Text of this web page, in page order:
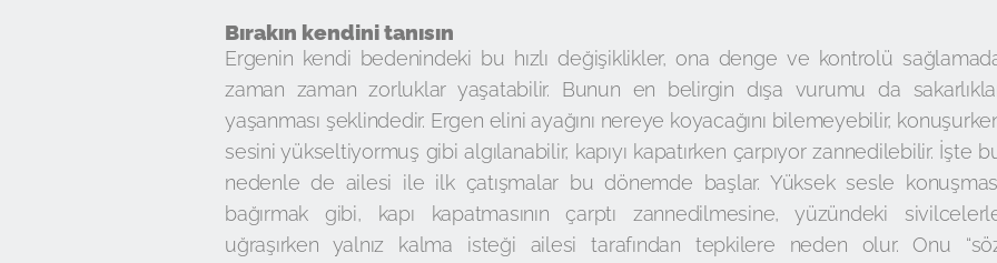
Bırakın kendini tanısın
Ergenin kendi bedenindeki bu hızlı değişiklikler, ona denge ve kontrolü
zaman zaman zorluklar yaşatabilir. Bunun en belirgin dışa vurumu da
yaşanması şeklindedir. Ergen elini ayağını nereye koyacağını bilemeyebilir,
sesini yükseltiyormuş gibi algılanabilir, kapıyı kapatırken çarpıyor zannedilebilir. İşte
nedenle de ailesi ile ilk çatışmalar bu dönemde başlar. Yüksek sesle
bağırmak gibi, kapı kapatmasının çarptı zannedilmesine, yüzündeki
uğraşırken yalnız kalma isteği ailesi tarafından tepkilere neden olur. Onu